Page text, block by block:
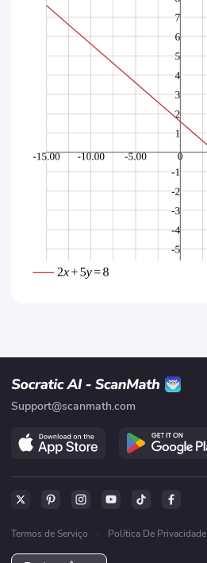
Support@scanmath.com
Termos de Serviço · Política De Privacidade